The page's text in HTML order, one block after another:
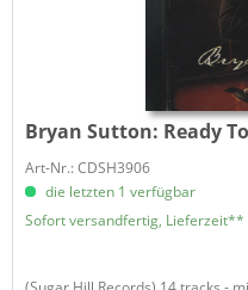
Bryan Sutton: Ready
Art-Nr.: CDSH3906
die letzten 1 verfügbar
Sofort versandfertig, Lieferzeit**